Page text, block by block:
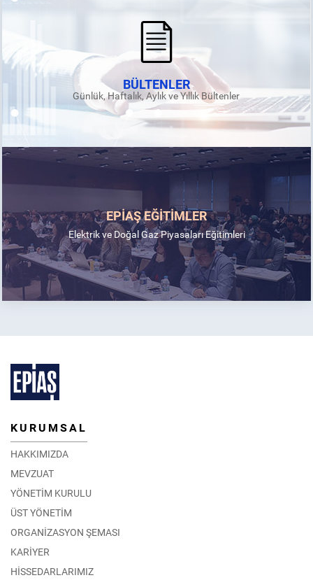
BÜLTENLER
Günlük, Haftalık, Aylık ve Yıllık Bültenler
EPİAŞ EĞİTİMLER
Elektrik ve Doğal Gaz Piyasaları Eğitimleri
KURUMSAL
HAKKIMIZDA
MEVZUAT
YÖNETİM KURULU
ÜST YÖNETİM
ORGANİZASYON ŞEMASI
KARİYER
HİSSEDARLARIMIZ